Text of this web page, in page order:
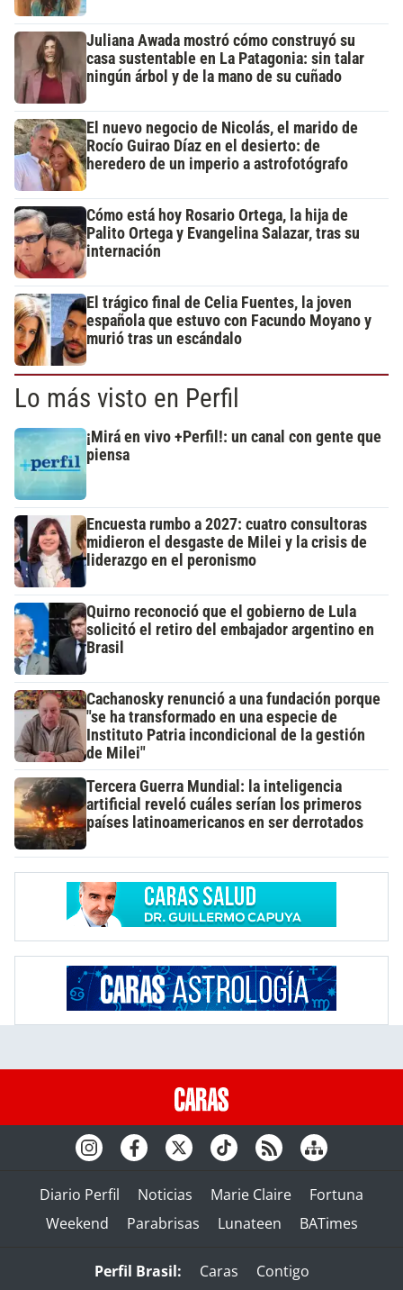
Juliana Awada mostró cómo construyó su
casa sustentable en La Patagonia: sin talar
ningún árbol y de la mano de su cuñado
El nuevo negocio de Nicolás, el marido de
Rocío Guirao Díaz en el desierto: de
heredero de un imperio a astrofotógrafo
Cómo está hoy Rosario Ortega, la hija de
Palito Ortega y Evangelina Salazar, tras su
internación
El trágico final de Celia Fuentes, la joven
española que estuvo con Facundo Moyano y
murió tras un escándalo
Lo más visto en Perfil
¡Mirá en vivo +Perfil!: un canal con gente que
piensa
Encuesta rumbo a 2027: cuatro consultoras
midieron el desgaste de Milei y la crisis de
liderazgo en el peronismo
Quirno reconoció que el gobierno de Lula
solicitó el retiro del embajador argentino en
Brasil
Cachanosky renunció a una fundación porque
"se ha transformado en una especie de
Instituto Patria incondicional de la gestión
de Milei"
Tercera Guerra Mundial: la inteligencia
artificial reveló cuáles serían los primeros
países latinoamericanos en ser derrotados
Diario Perfil Noticias Marie Claire
Fortuna
Weekend
Parabrisas Lunateen BATimes
Perfil Brasil: Caras Contigo